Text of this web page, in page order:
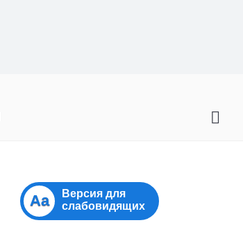
Aa
Версия для
слабовидящих